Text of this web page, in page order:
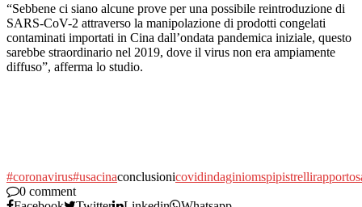
“Sebbene ci siano alcune prove per una possibile reintroduzione di
SARS-CoV-2 attraverso la manipolazione di prodotti congelati
contaminati importati in Cina dall’ondata pandemica iniziale, questo
sarebbe straordinario nel 2019, dove il virus non era ampiamente
diffuso”, afferma lo studio.
#coronavirus#usacinaconclusionicovidindaginiomspipistrellirapporto
0 comment